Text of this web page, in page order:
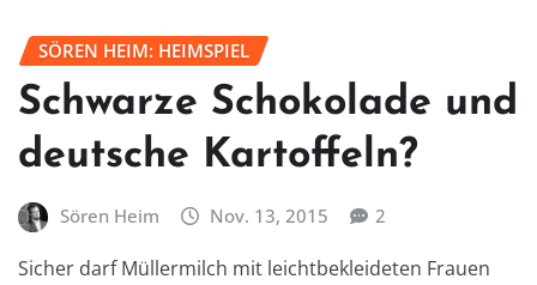
SÖREN HEIM: HEIMSPIEL
Schwarze Schokolade und
deutsche Kartoffeln?
Sören Heim Nov. 13, 2015 2
Sicher darf Müllermilch mit leichtbekleideten Frauen